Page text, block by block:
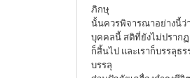
ภิกษุ
นั้นควรพิจารณาอย่างนี้ว่า
บุคคลนี้ สติที่ยังไม่ปราก
ก็สิ้นไป และเราก็บรรลุธ
บรรลุ